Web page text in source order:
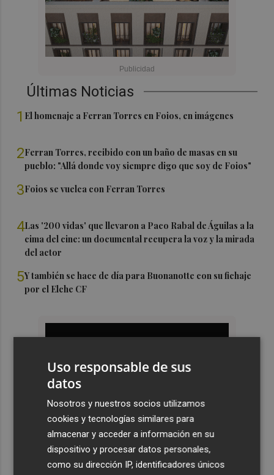
Últimas Noticias
1 El homenaje a Ferran Torres en Foios, en imágenes
2Ferran Torres, recibido con un baño de masas en su
pueblo: "Allá donde voy siempre digo que soy de Foios"
3Foios se vuelca con Ferran Torres
4Las '200 vidas' que llevaron a Paco Rabal de Águilas a la
cima del cine: un documental recupera la voz y la mirada
del actor
5Y también se hace de día para Buonanotte con su fichaje
por el Elche CF
Uso responsable de sus
datos
Nosotros y nuestros socios utilizamos
cookies y tecnologías similares para
almacenar y acceder a información en su
dispositivo y procesar datos personales,
como su dirección IP, identificadores únicos